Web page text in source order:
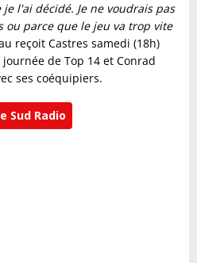
l'ai décidé. Je ne voudrais pas
ou parce que le jeu va trop vite
reçoit Castres samedi (18h)
de Top 14 et Conrad
ses coéquipiers.
Sud Radio